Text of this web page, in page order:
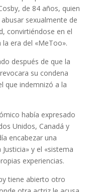
de 84 años, quien
sexualmente de
convirtiéndose en el
era del «MeToo».
después de que la
su condena
que indemnizó a la
había expresado
Unidos, Canadá y
encabezar una
y el «sistema
experiencias.
tiene abierto otro